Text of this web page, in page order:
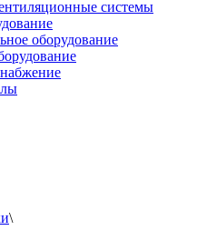
системы
оборудование
\